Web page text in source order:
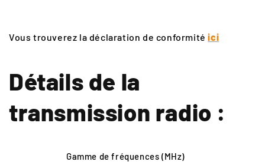
Vous trouverez la déclaration de conformitéici
Détails de la
transmission radio :
Gamme de fréquences (MHz)